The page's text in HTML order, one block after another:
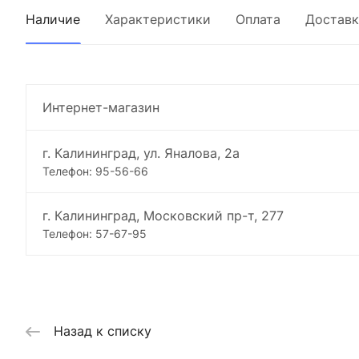
Наличие Характеристики Оплата
Интернет-магазин
г. Калининград, ул. Яналова, 2а
Телефон: 95-56-66
г. Калининград, Московский пр-т, 277
Телефон: 57-67-95
Назад к списку